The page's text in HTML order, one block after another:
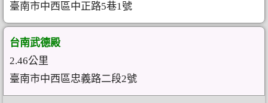
臺南市中西區中正路5巷1號
台南武德殿
2.46公里
臺南市中西區忠義路二段2號